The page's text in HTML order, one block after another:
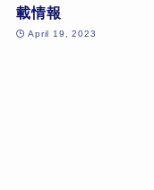
載情報
April 19, 2023